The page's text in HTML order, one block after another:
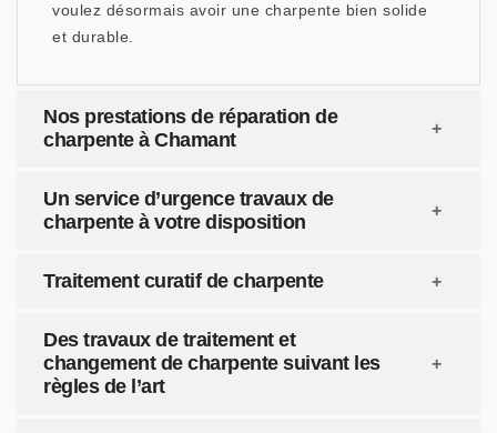
voulez désormais avoir une charpente bien solide
et durable.
Nos prestations de réparation de
charpente à Chamant
Un service d’urgence travaux de
charpente à votre disposition
Traitement curatif de charpente
Des travaux de traitement et
changement de charpente suivant les
règles de l’art